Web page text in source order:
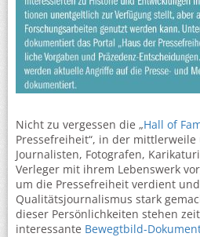
Nicht zu vergessen die „Hall of
Pressefreiheit“, in der mittlerweile
Journalisten, Fotografen,
Verleger mit ihrem Lebenswerk
um die Pressefreiheit verdient
Qualitätsjournalismus stark
dieser Persönlichkeiten stehen
interessante Bewegtbild-